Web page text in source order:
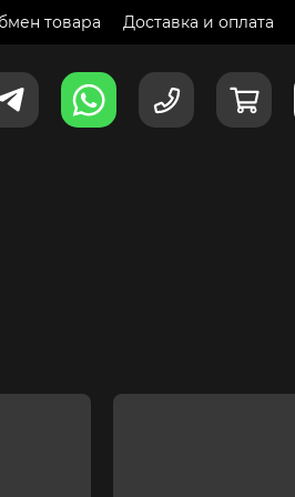
товара Доставка и оплата